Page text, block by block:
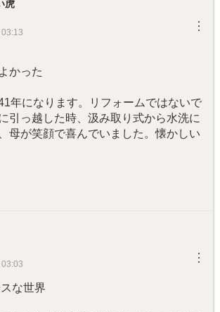
虎
︙
かった
年になります。リフォームではないで
引っ越した時、汲み取り式から水洗に
母が笑顔で喜んでいました。懐かしい
︙
な世界